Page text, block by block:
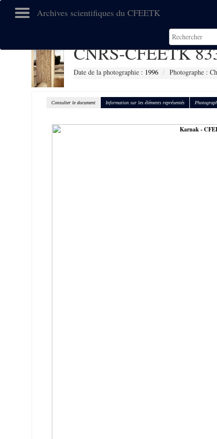
Archives scientifiques du CFEETK
CNRS-CFEETK
Date de la photographie : 1996 Photographe :
Consulter le document Information sur les éléments représentés